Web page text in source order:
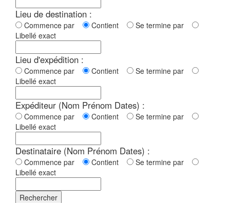
Lieu de destination :
Commence par Contient
Se termine par
Libellé exact
Lieu d'expédition :
Commence par Contient
Se termine par
Libellé exact
Expéditeur (Nom Prénom Dates) :
Commence par Contient
Se termine par
Libellé exact
Destinataire (Nom Prénom Dates) :
Commence par Contient
Se termine par
Libellé exact
Rechercher